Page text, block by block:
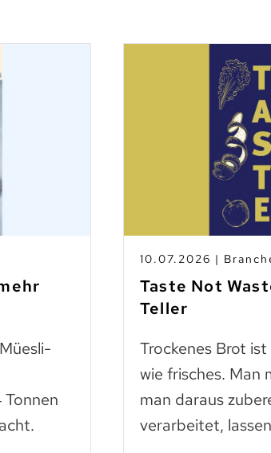
10.07.2026 |
Taste Not
Teller
Trockenes Brot
wie frisches. Man
man daraus
verarbeitet,